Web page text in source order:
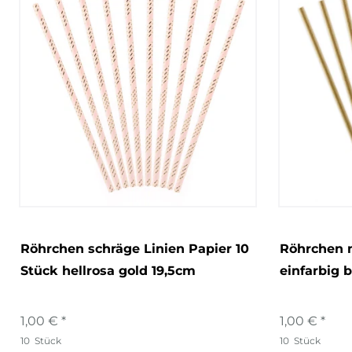
Röhrchen schräge Linien Papier 10
Stück hellrosa gold 19,5cm
1,00 € *
10 Stück
Röhrchen
einfarbig
1,00 € *
10 Stück